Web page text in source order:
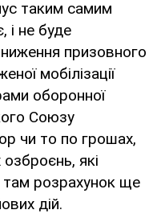
таким самим
і не буде
призовного
мобілізації
оборонної
Союзу
чи то по грошах,
які
розрахунок ще
дій.